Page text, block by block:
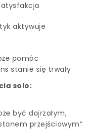
aktywuje
pomóc
stanie się trwały
solo:
być dojrzałym,
przejściowym”